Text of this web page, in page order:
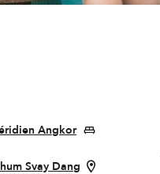
Angkor
Svay Dang